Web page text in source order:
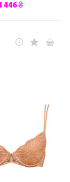
446 ₴